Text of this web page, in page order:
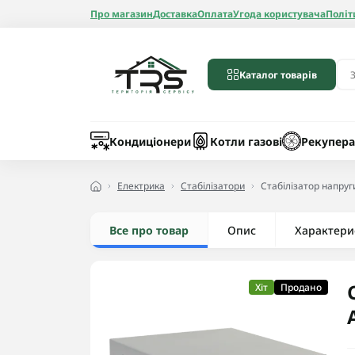
Про магазинДоставкаОплатаУгода користувача
Каталог товарів
Кондиціонери Котли газові
Радіатори
Електрика Стабілізатори Стабілізатор
Все про товар Опис
Хіт Продано